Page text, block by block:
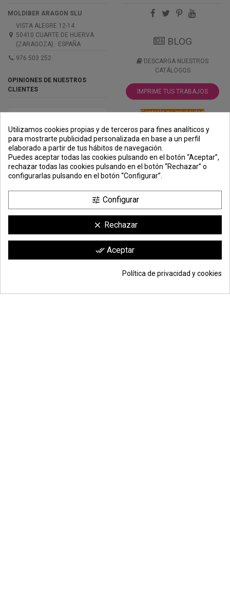
Añadir a la cesta *
MOLDIBER ARAGON SLU
VISTA ALEGRE 12-14
50410 CUARTE DE HUERVA
(ZARAGOZA) · ESPAÑA
976 503 252
OPINIONES DE NUESTROS
CLIENTES
BLOG
DESCARGA NUESTROS
CATÁLOGOS
IMPRIME TUS TRABAJOS
Controle su privacidad
PREMIOS
METODOS
DE PAGO
ENVÍO
COMERCIO
SEGURO
clic aquí para mostrar el certificado.
Utilizamos cookies propias y de terceros para fines analíticos y
para mostrarte publicidad personalizada en base a un perfil
elaborado a partir de tus hábitos de navegación.
Puedes aceptar todas las cookies pulsando en el botón “Aceptar”,
rechazar todas las cookies pulsando en el botón “Rechazar” o
configurarlas pulsando en el botón “Configurar”.
tune Configurar
clear Rechazar
done_all Aceptar
Política de privacidad y cookies